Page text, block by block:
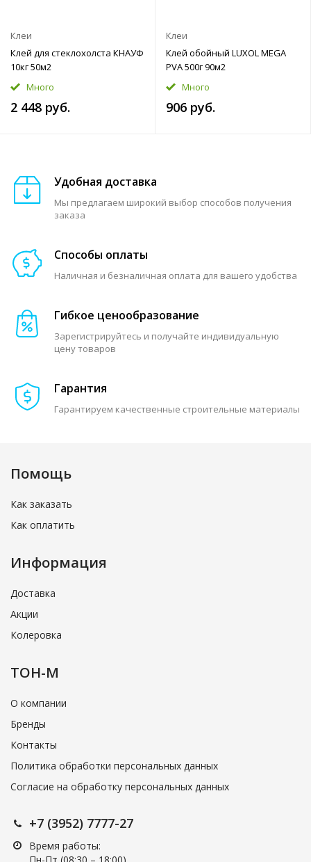
Клеи
Клей для стеклохолста КНАУФ
10кг 50м2
Много
2 448 руб.
Клеи
Клей обойный LUXOL MEGA
PVA 500г 90м2
Много
906 руб.
Удобная доставка
Мы предлагаем широкий выбор способов получения
заказа
Способы оплаты
Наличная и безналичная оплата для вашего удобства
Гибкое ценообразование
Зарегистрируйтесь и получайте индивидуальную
цену товаров
Гарантия
Гарантируем качественные строительные материалы
Помощь
Как заказать
Как оплатить
Информация
Доставка
Акции
Колеровка
ТОН-М
О компании
Бренды
Контакты
Политика обработки персональных данных
Согласие на обработку персональных данных
+7 (3952) 7777-27
Время работы: